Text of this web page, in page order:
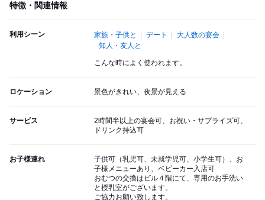
特徴・関連情報
利用シーン 家族・子供と デート
大人数の宴会
知人・友人と
こんな時によく使われます。
ロケーション 景色がきれい、夜景が見える
サービス
2時間半以上の宴会可、お祝い・サプライズ可、
ドリンク持込可
お子様連れ
子供可（乳児可、未就学児可、小学生可）、お
子様メニューあり、ベビーカー入店可
おむつの交換はビル４階にて、専用のお手洗い
と授乳室がございます。
ご協力お願い致します。